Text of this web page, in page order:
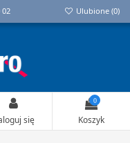
02 Ulubione (0)
się
0
Koszyk